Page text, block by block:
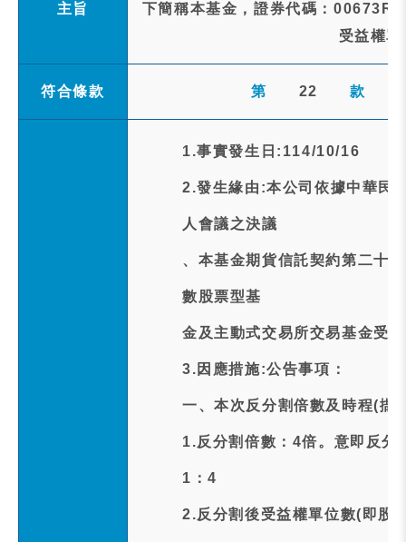
主旨
下簡稱本基金，證券代碼：
受益權
符合條款 第 22 款
1.事實發生日:114/10/16
2.發生緣由:本公司依據中華民
人會議之決議
、本基金期貨信託契約第二十
數股票型基
金及主動式交易所交易基金受
3.因應措施:公告事項：
一、本次反分割倍數及時程(擷
1.反分割倍數：4倍。意即反分
1：4
2.反分割後受益權單位數(即股